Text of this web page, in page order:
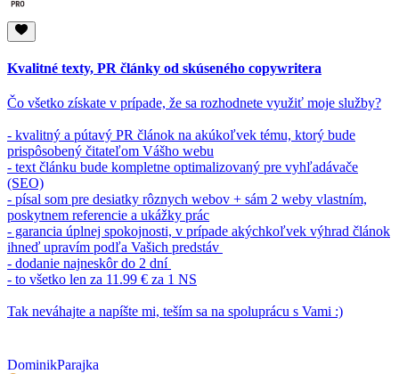
Kvalitné texty, PR články od skúseného copywritera
Čo všetko získate v prípade, že sa rozhodnete využiť moje služby?
- kvalitný a pútavý PR článok na akúkoľvek tému, ktorý bude
prispôsobený čitateľom Vášho webu
- text článku bude kompletne optimalizovaný pre vyhľadávače
(SEO)
- písal som pre desiatky rôznych webov + sám 2 weby vlastním,
poskytnem referencie a ukážky prác
- garancia úplnej spokojnosti, v prípade akýchkoľvek výhrad článok
ihneď upravím podľa Vašich predstáv
- dodanie najneskôr do 2 dní
- to všetko len za 11.99 € za 1 NS
Tak neváhajte a napíšte mi, teším sa na spoluprácu s Vami :)
DominikParajka